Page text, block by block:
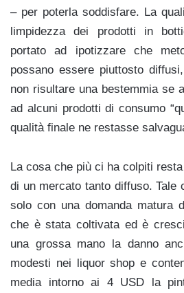
– per poterla soddisfare. La
limpidezza dei prodotti in
portato ad ipotizzare che
possano essere piuttosto
non risultare una bestemmia se
ad alcuni prodotti di consumo
qualità finale ne restasse
La cosa che più ci ha colpiti
di un mercato tanto diffuso. Tale
solo con una domanda matura
che è stata coltivata ed è
una grossa mano la danno
modesti nei liquor shop e
media intorno ai 4 USD la